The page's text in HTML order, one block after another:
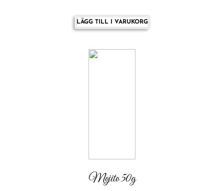
LÄGG TILL I VARUKORG
Mojito 50g